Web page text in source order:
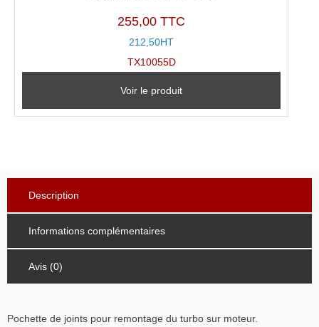
255,00 TTC
212,50HT
TX10055D
Voir le produit
Description
Informations complémentaires
Avis (0)
Pochette de joints pour remontage du turbo sur moteur.